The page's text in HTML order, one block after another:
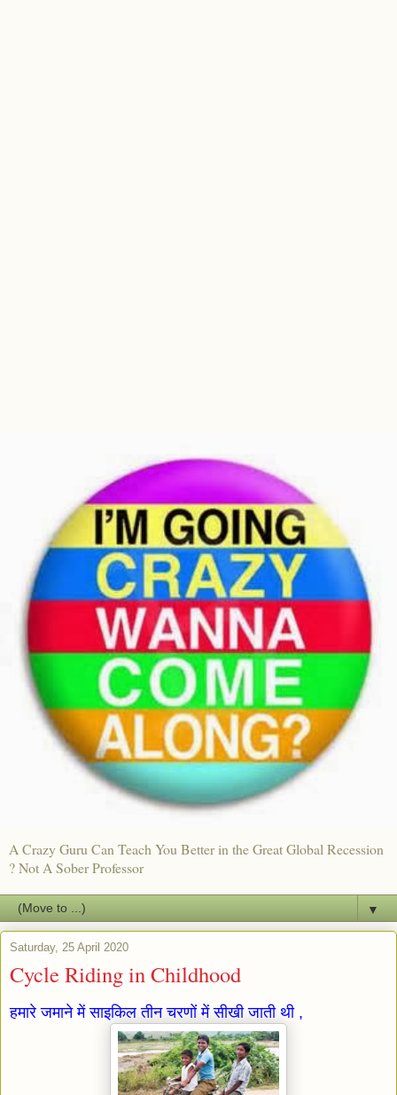
A Crazy Guru Can Teach You Better in the Great Global Recession
? Not A Sober Professor
▼
Saturday, 25 April 2020
Cycle Riding in Childhood
हमारे जमाने में साइकिल तीन चरणों में सीखी जाती थी ,